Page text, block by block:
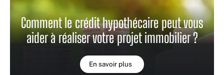
Comment le crédit hypothécaire peut vous
aider à réaliser votre projet immobilier ?
En savoir plus